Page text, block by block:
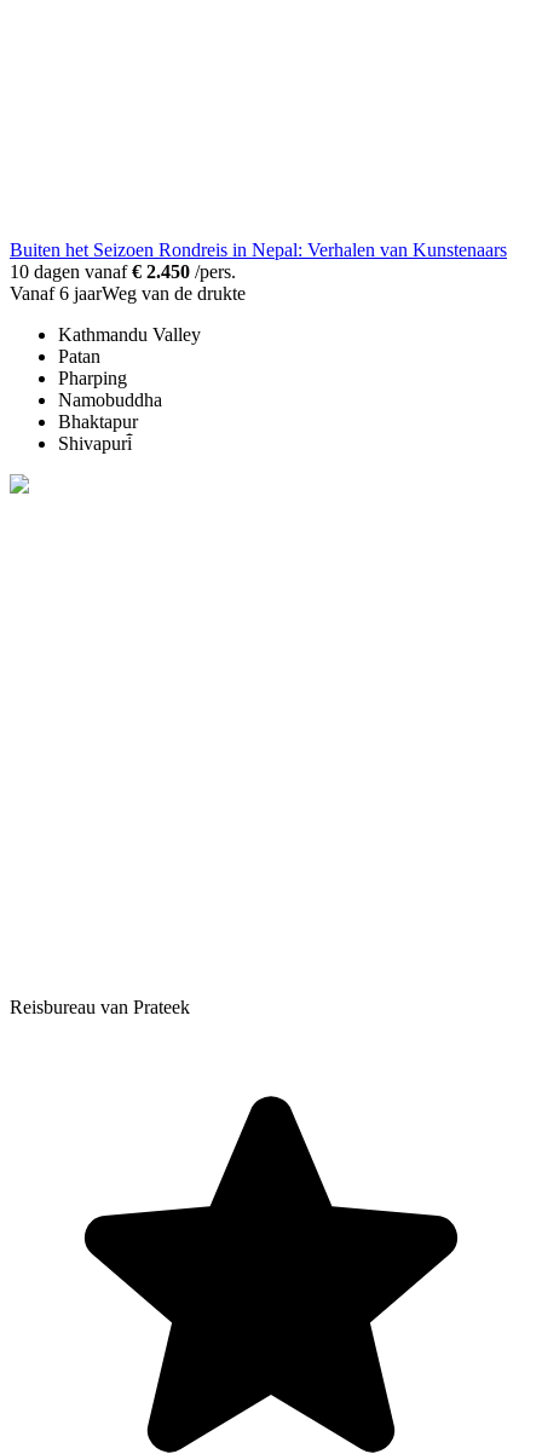
Buiten het Seizoen Rondreis in Nepal: Verhalen van Kunstenaars
10 dagen vanaf€ 2.450 /pers.
Vanaf 6 jaarWeg van de drukte
Kathmandu Valley
Patan
Pharping
Namobuddha
Bhaktapur
Shivapuri̇̄
Reisbureau van Prateek